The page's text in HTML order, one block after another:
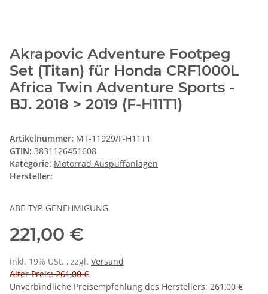
Akrapovic Adventure Footpeg
Set (Titan) für Honda CRF1000L
Africa Twin Adventure Sports -
BJ. 2018 > 2019 (F-H11T1)
Artikelnummer: MT-11929/F-H11T1
GTIN: 3831126451608
Kategorie: Motorrad Auspuffanlagen
Hersteller:
ABE-TYP-GENEHMIGUNG
221,00 €
inkl. 19% USt. , zzgl. Versand
Alter Preis: 261,00 €
Unverbindliche Preisempfehlung des Herstellers: 261,00 €